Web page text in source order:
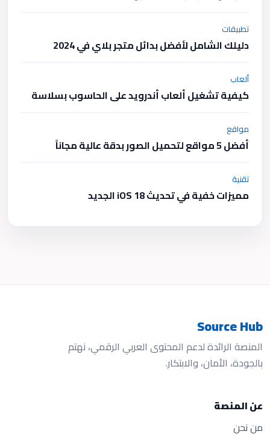
تطبيقات
دليلك الشامل لأفضل بدائل متجر بلاي في 2024
ألعاب
كيفية تشغيل ألعاب أندرويد على الحاسوب بسلاسة
مواقع
أفضل 5 مواقع لتحميل الصور بدقة عالية مجاناً
تقنية
مميزات خفية في تحديث iOS 18 الجديد
Source Hub
المنصة الرائدة لدعم المحتوى العربي الرقمي، نهتم
بالجودة، الأمان، والابتكار.
عن المنصة
من نحن